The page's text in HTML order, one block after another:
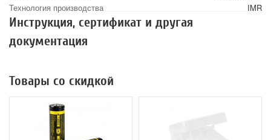
Технология производства
IMR
Инструкция, сертификат и другая
документация
Товары со скидкой